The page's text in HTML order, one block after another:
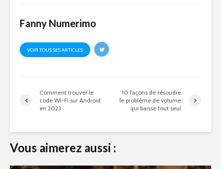
Fanny Numerimo
VOIR TOUS SES ARTICLES
Comment trouver le
code Wi-Fi sur Android
en 2023
10 façons de résoudre
le problème de volume
qui baisse tout seul
Vous aimerez aussi :